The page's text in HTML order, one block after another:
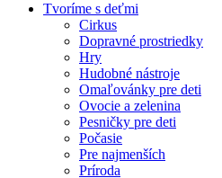
Tvoríme s deťmi
Cirkus
Dopravné prostriedky
Hry
Hudobné nástroje
Omaľovánky pre deti
Ovocie a zelenina
Pesničky pre deti
Počasie
Pre najmenších
Príroda